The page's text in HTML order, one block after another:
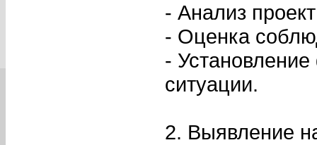
- Анализ
- Оценка
-
ситуации.
2. Выявление